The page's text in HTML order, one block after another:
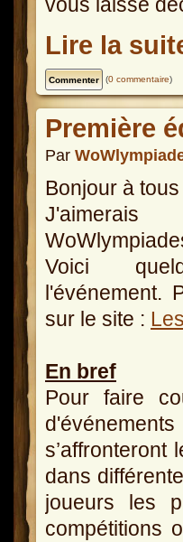
Lire la
(0 commentaire)
Première
Par
Bonjour à tous
Voici
l'événement.
sur le site :
En bref
Pour faire
dans
joueurs les
compétitions